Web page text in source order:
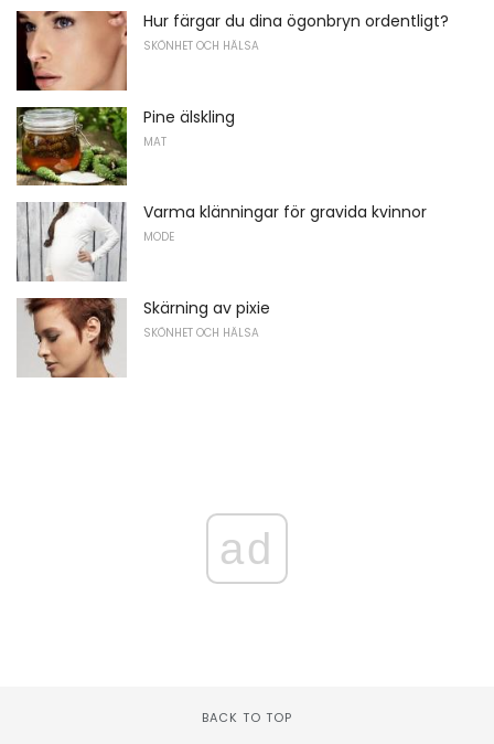
Hur färgar du dina ögonbryn ordentligt?
SKÖNHET OCH HÄLSA
Pine älskling
MAT
Varma klänningar för gravida kvinnor
MODE
Skärning av pixie
SKÖNHET OCH HÄLSA
ad
BACK TO TOP